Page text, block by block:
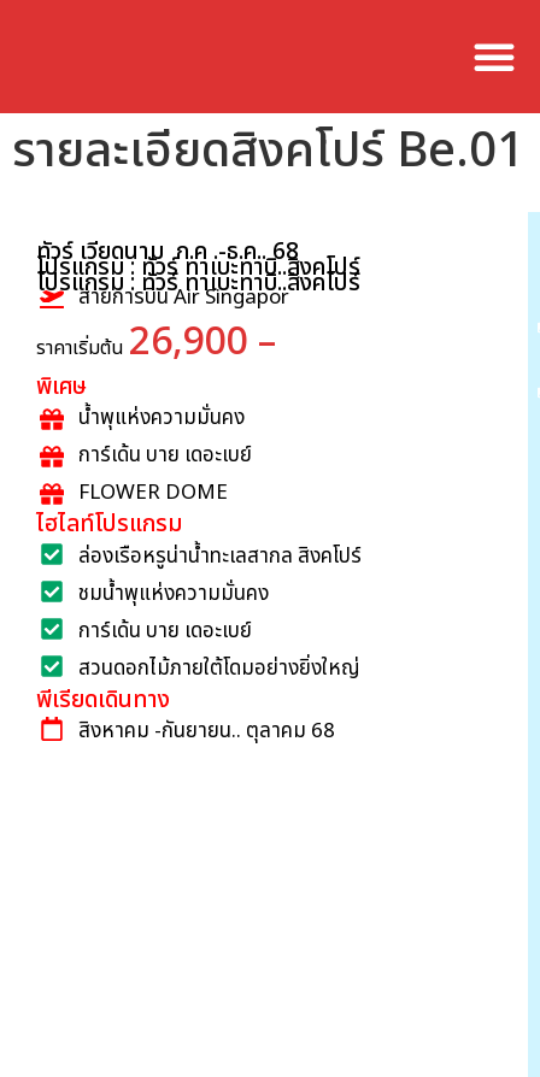
รายละเอียดสิงคโปร์ Be.01
ทัวร์ เวียดนาม ก.ค .-ธ.ค.. 68
โปรแกรม : ทัวร์ ทาเบะทาบิ..สิงคโปร์
โปรแกรม : ทัวร์ ทาเบะทาบิ..สิงคโปร์
สายการบิน Air Singapor
ราคาเริ่มต้น 26,900 –
พิเศษ
น้ำพุแห่งความมั่นคง
การ์เด้น บาย เดอะเบย์
FLOWER DOME
ไฮไลท์โปรแกรม
ล่องเรือหรูน่าน้ำทะเลสากล สิงคโปร์
ชมน้ำพุแห่งความมั่นคง
การ์เด้น บาย เดอะเบย์
สวนดอกไม้ภายใต้โดมอย่างยิ่งใหญ่
พีเรียดเดินทาง
สิงหาคม -กันยายน.. ตุลาคม 68